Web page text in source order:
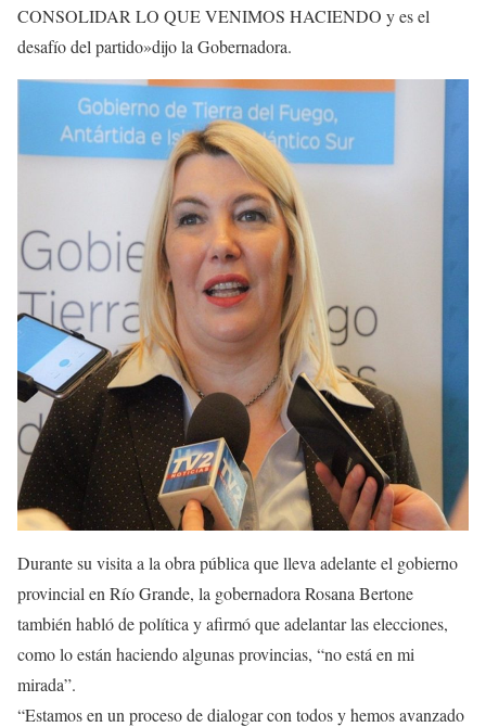
CONSOLIDAR LO QUE VENIMOS HACIENDO y es el
desafío del partido»dijo la Gobernadora.
Durante su visita a la obra pública que lleva adelante el gobierno
provincial en Río Grande, la gobernadora Rosana Bertone
también habló de política y afirmó que adelantar las elecciones,
como lo están haciendo algunas provincias, “no está en mi
mirada”.
“Estamos en un proceso de dialogar con todos y hemos avanzado